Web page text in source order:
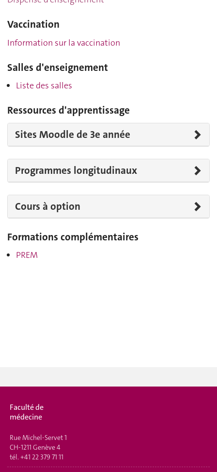
Vaccination
Information sur la vaccination
Salles d'enseignement
Liste des salles
Ressources d'apprentissage
Sites Moodle de 3e année
Programmes longitudinaux
Cours à option
Formations complémentaires
PREM
Faculté de
médecine
Rue Michel-Servet 1
CH-1211 Genève 4
tél. +41 22 379 71 11